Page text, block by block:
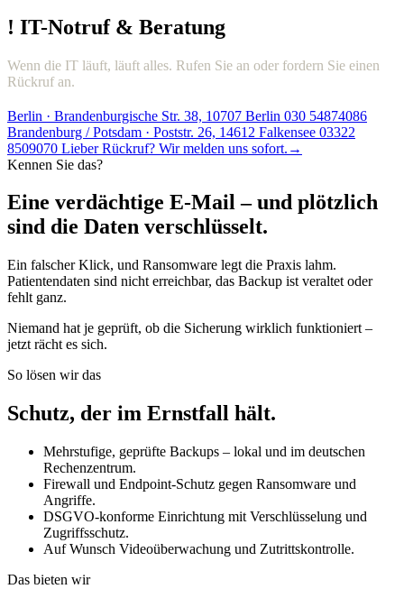
! IT-Notruf & Beratung
Wenn die IT läuft, läuft alles. Rufen Sie an oder fordern Sie einen
Rückruf an.
Berlin · Brandenburgische Str. 38, 10707 Berlin 030 54874086
Brandenburg / Potsdam · Poststr. 26, 14612 Falkensee 03322
8509070 Lieber Rückruf? Wir melden uns sofort. →
Kennen Sie das?
Eine verdächtige E-Mail – und plötzlich
sind die Daten verschlüsselt.
Ein falscher Klick, und Ransomware legt die Praxis lahm.
Patientendaten sind nicht erreichbar, das Backup ist veraltet oder
fehlt ganz.
Niemand hat je geprüft, ob die Sicherung wirklich funktioniert –
jetzt rächt es sich.
So lösen wir das
Schutz, der im Ernstfall hält.
Mehrstufige, geprüfte Backups – lokal und im deutschen
Rechenzentrum.
Firewall und Endpoint-Schutz gegen Ransomware und
Angriffe.
DSGVO-konforme Einrichtung mit Verschlüsselung und
Zugriffsschutz.
Auf Wunsch Videoüberwachung und Zutrittskontrolle.
Das bieten wir